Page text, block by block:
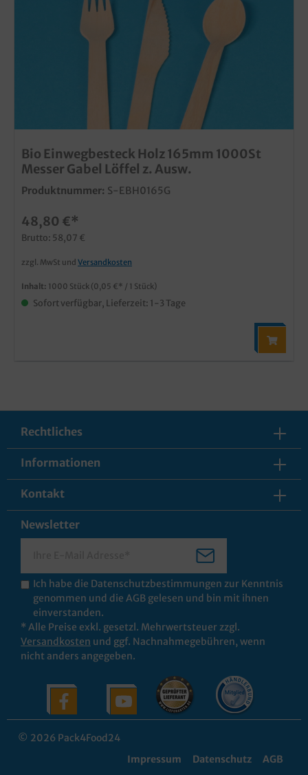
Bio Einwegbesteck Holz 165mm 1000St
Messer Gabel Löffel z. Ausw.
Produktnummer: S-EBH0165G
48,80 €*
Brutto: 58,07 €
zzgl. MwSt und Versandkosten
Inhalt: 1000 Stück (0,05 €* / 1 Stück)
Sofort verfügbar, Lieferzeit: 1-3 Tage
Rechtliches
Informationen
Kontakt
Newsletter
Ich habe die Datenschutzbestimmungen zur Kenntnis
genommen und die AGB gelesen und bin mit ihnen
einverstanden.
* Alle Preise exkl. gesetzl. Mehrwertsteuer zzgl.
Versandkosten und ggf. Nachnahmegebühren, wenn
nicht anders angegeben.
© 2026 Pack4Food24
Impressum
Datenschutz AGB